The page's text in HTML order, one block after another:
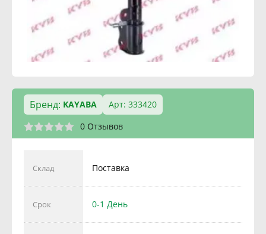
Бренд: KAYABA
Арт: 333420
0 Отзывов
Склад Поставка
Срок 0-1 День